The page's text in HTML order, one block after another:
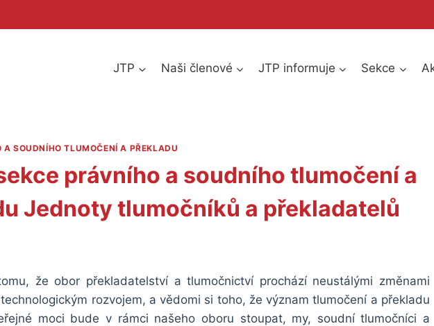
JTP Naši členové JTP informuje Sekce
A SOUDNÍHO TLUMOČENÍ A PŘEKLADU
právního a soudního tlumočení a
Jednoty tlumočníků a překladatelů
že obor překladatelství a tlumočnictví prochází neustálými změnami
rozvojem, a vědomi si toho, že význam tlumočení a překladu
moci bude v rámci našeho oboru stoupat, my, soudní tlumočníci a